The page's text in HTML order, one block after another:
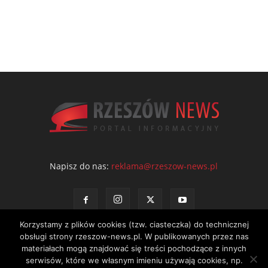
Napisz do nas: reklama@rzeszow-news.pl
Kontakt Polityka prywatności Regulamin portalu
Korzystamy z plików cookies (tzw. ciasteczka) do technicznej
obsługi strony rzeszow-news.pl. W publikowanych przez nas
materiałach mogą znajdować się treści pochodzące z innych
serwisów, które we własnym imieniu używają cookies, np.